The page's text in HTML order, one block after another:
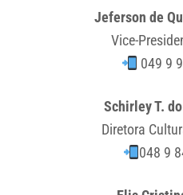
Jeferson de
Vice-
049 9
Schirley T.
Diretora
048 9